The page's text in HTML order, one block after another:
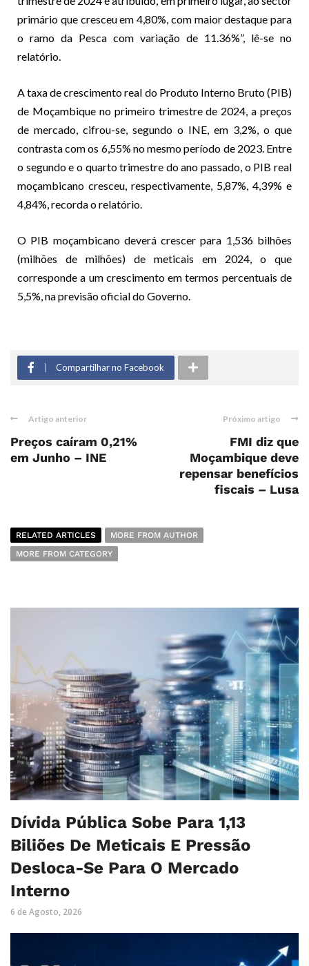
primário que cresceu em 4,80%, com maior destaque para
o ramo da Pesca com variação de 11.36%”, lê-se no
relatório.
A taxa de crescimento real do Produto Interno Bruto (PIB)
de Moçambique no primeiro trimestre de 2024, a preços
de mercado, cifrou-se, segundo o INE, em 3,2%, o que
contrasta com os 6,55% no mesmo período de 2023. Entre
o segundo e o quarto trimestre do ano passado, o PIB real
moçambicano cresceu, respectivamente, 5,87%, 4,39% e
4,84%, recorda o relatório.
O PIB moçambicano deverá crescer para 1,536 bilhões
(milhões de milhões) de meticais em 2024, o que
corresponde a um crescimento em termos percentuais de
5,5%, na previsão oficial do Governo.
Compartilhar no Facebook
Artigo anterior
Preços caíram 0,21%
em Junho – INE
Próximo artigo
FMI diz que
Moçambique deve
repensar benefícios
fiscais – Lusa
RELATED ARTICLES
MORE FROM AUTHOR
MORE FROM CATEGORY
Dívida Pública Sobe Para 1,13
Biliões De Meticais E Pressão
Desloca-Se Para O Mercado
Interno
6 de Agosto, 2026